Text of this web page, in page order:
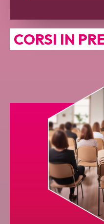
CORSI IN